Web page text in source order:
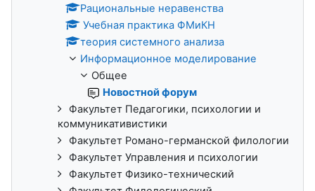
Рациональные неравенства
Учебная практика ФМиКН
теория системного анализа
Информационное моделирование
Общее
Новостной форум
Факультет Педагогики, психологии и
коммуникативистики
Факультет Романо-германской филологии
Факультет Управления и психологии
Факультет Физико-технический